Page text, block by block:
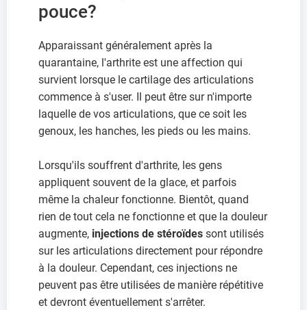
pouce?
Apparaissant généralement après la
quarantaine, l'arthrite est une affection qui
survient lorsque le cartilage des articulations
commence à s'user. Il peut être sur n'importe
laquelle de vos articulations, que ce soit les
genoux, les hanches, les pieds ou les mains.
Lorsqu'ils souffrent d'arthrite, les gens
appliquent souvent de la glace, et parfois
même la chaleur fonctionne. Bientôt, quand
rien de tout cela ne fonctionne et que la douleur
augmente, injections de stéroïdes sont utilisés
sur les articulations directement pour répondre
à la douleur. Cependant, ces injections ne
peuvent pas être utilisées de manière répétitive
et devront éventuellement s'arrêter.